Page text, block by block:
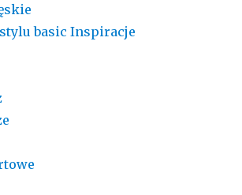
basic Inspiracje